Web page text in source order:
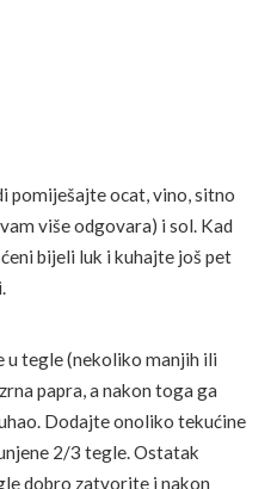
pomiješajte ocat, vino, sitno
više odgovara) i sol. Kad
bijeli luk i kuhajte još pet
u tegle (nekoliko manjih ili
papra, a nakon toga ga
Dodajte onoliko tekućine
2/3 tegle. Ostatak
dobro zatvorite i nakon